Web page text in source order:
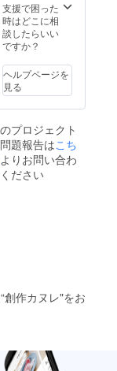
支援で困った
時はどこに相
談したらいい
ですか？
ヘルプページを
見る
プロジェクト
題報告はこち
よりお問い合わ
ださい
創作カヌレ"をお